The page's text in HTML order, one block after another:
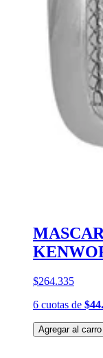
$264.335
6 cuotas de
Agregar al carro